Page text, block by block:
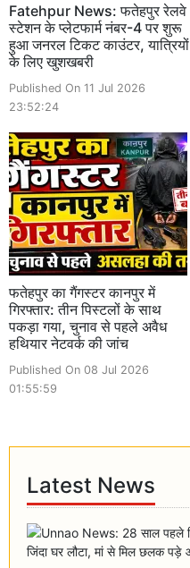
Fatehpur News: फतेहपुर रेलवे
स्टेशन के प्लेटफार्म नंबर-4 पर शुरू
हुआ जनरल टिकट काउंटर, यात्रियों
के लिए खुशखबरी
Published On 11 Jul 2026
23:52:24
फतेहपुर का गैंगस्टर कानपुर में
गिरफ्तार: तीन पिस्टलों के साथ
पकड़ा गया, चुनाव से पहले अवैध
हथियार नेटवर्क की जांच
Published On 08 Jul 2026
01:55:59
Latest News